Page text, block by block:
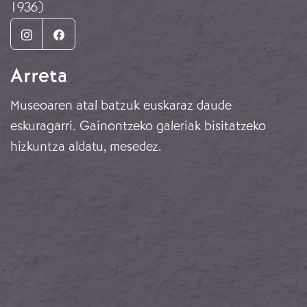
1936)
InstagramFacebook
Arreta
Museoaren atal batzuk euskaraz daude
eskuragarri. Gainontzeko galeriak bisitatzeko
hizkuntza aldatu, mesedez.